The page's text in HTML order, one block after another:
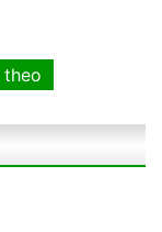
theo